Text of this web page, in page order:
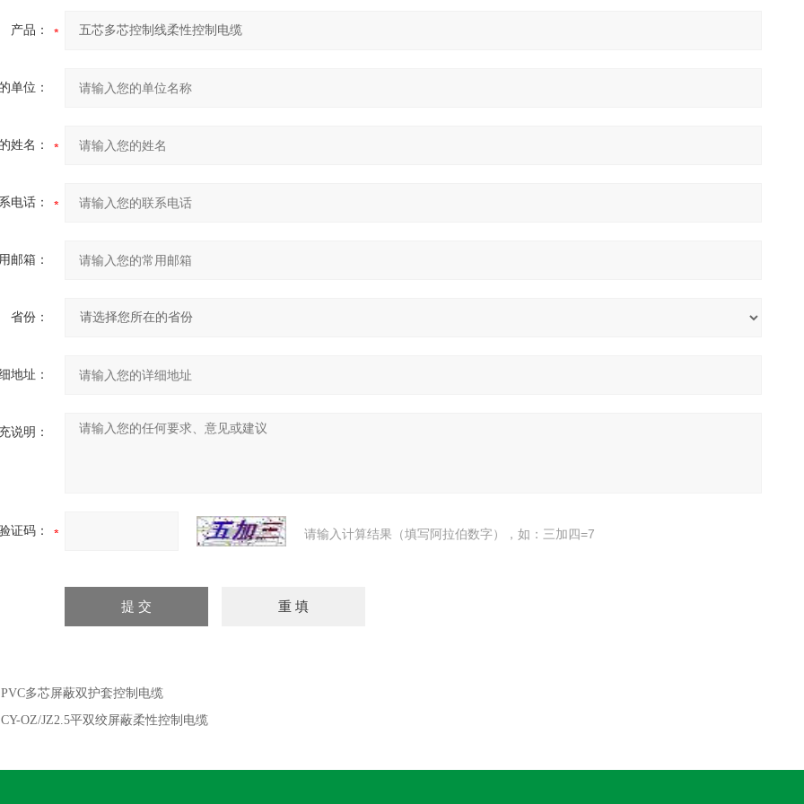
产品：
单位：
姓名：
电话：
邮箱：
省份：
地址：
说明：
证码： 请输入计算结果（填写阿拉伯数字），如：三加四=7
PVC多芯屏蔽双护套控制电缆
CY-OZ/JZ2.5平双绞屏蔽柔性控制电缆